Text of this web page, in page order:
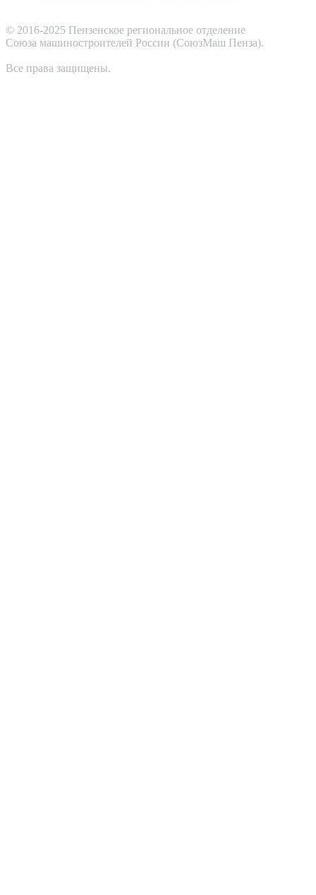
© 2016-2025 Пензенское региональное отделение
Cоюза машиностроителей России (СоюзМаш Пенза).
Все права защищены.